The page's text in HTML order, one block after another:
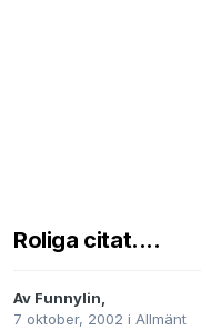
Roliga citat....
Av Funnylin,
7 oktober, 2002 i Allmänt